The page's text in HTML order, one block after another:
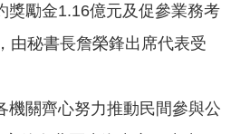
獎勵金1.16億元及促參業務考
由秘書長詹榮鋒出席代表受
機關齊心努力推動民間參與公